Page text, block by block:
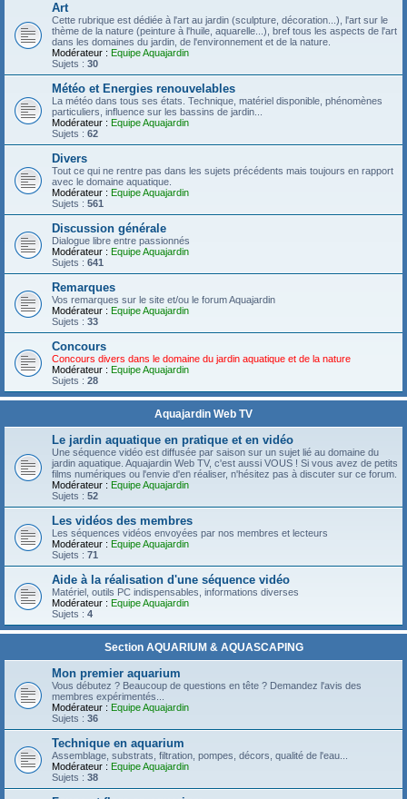
Art
Cette rubrique est dédiée à l'art au jardin (sculpture, décoration...), l'art sur le
thème de la nature (peinture à l'huile, aquarelle...), bref tous les aspects de l'art
dans les domaines du jardin, de l'environnement et de la nature.
Modérateur : Equipe Aquajardin
Sujets : 30
Météo et Energies renouvelables
La météo dans tous ses états. Technique, matériel disponible, phénomènes
particuliers, influence sur les bassins de jardin...
Modérateur : Equipe Aquajardin
Sujets : 62
Divers
Tout ce qui ne rentre pas dans les sujets précédents mais toujours en rapport
avec le domaine aquatique.
Modérateur : Equipe Aquajardin
Sujets : 561
Discussion générale
Dialogue libre entre passionnés
Modérateur : Equipe Aquajardin
Sujets : 641
Remarques
Vos remarques sur le site et/ou le forum Aquajardin
Modérateur : Equipe Aquajardin
Sujets : 33
Concours
Concours divers dans le domaine du jardin aquatique et de la nature
Modérateur : Equipe Aquajardin
Sujets : 28
Aquajardin Web TV
Le jardin aquatique en pratique et en vidéo
Une séquence vidéo est diffusée par saison sur un sujet lié au domaine du
jardin aquatique. Aquajardin Web TV, c'est aussi VOUS ! Si vous avez de petits
films numériques ou l'envie d'en réaliser, n'hésitez pas à discuter sur ce forum.
Modérateur : Equipe Aquajardin
Sujets : 52
Les vidéos des membres
Les séquences vidéos envoyées par nos membres et lecteurs
Modérateur : Equipe Aquajardin
Sujets : 71
Aide à la réalisation d'une séquence vidéo
Matériel, outils PC indispensables, informations diverses
Modérateur : Equipe Aquajardin
Sujets : 4
Section AQUARIUM & AQUASCAPING
Mon premier aquarium
Vous débutez ? Beaucoup de questions en tête ? Demandez l'avis des
membres expérimentés...
Modérateur : Equipe Aquajardin
Sujets : 36
Technique en aquarium
Assemblage, substrats, filtration, pompes, décors, qualité de l'eau...
Modérateur : Equipe Aquajardin
Sujets : 38